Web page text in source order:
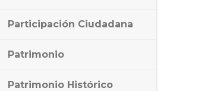
Participación Ciudadana
Patrimonio
Patrimonio Histórico